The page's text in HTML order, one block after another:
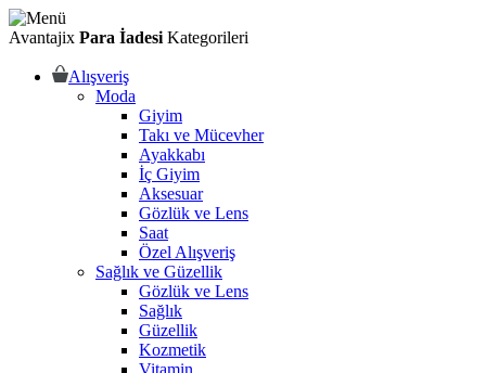
Avantajix Para İadesi Kategorileri
Alışveriş
Moda
Giyim
Takı ve Mücevher
Ayakkabı
İç Giyim
Aksesuar
Gözlük ve Lens
Saat
Özel Alışveriş
Sağlık ve Güzellik
Gözlük ve Lens
Sağlık
Güzellik
Kozmetik
Vitamin